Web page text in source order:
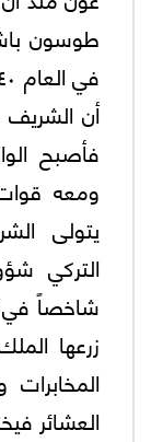
طوسون
أن
فأصبح
ومعه
يتولى
التركي
شاخصاً في
زرعها
العشائر